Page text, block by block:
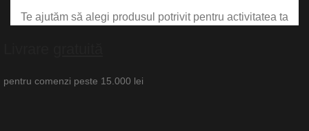
Te ajutăm să alegi produsul potrivit pentru activitatea ta
pentru comenzi peste 15.000 lei